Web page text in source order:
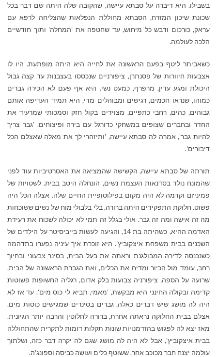
בשבילו. היא דיברה על סבתא עיישה, שהקובה שלה היתה שם דבר בכל
שכונת שיכון המזרח, הסבתא מחוללת הנפלאות שהצליחה לרפא עם
עראק, כורכום ודבש כל מיחוש, עד שחטפה את 'המחלה' ותוך חודשיים
הלכה לעולמה.
כשאביתר ליטף בפעם הראשונה את לחייה היא היתה מופתעת. היו לו
אצבעות חיוורות של פסנתרן, ציפורניים שנכססו בעצבנות עד קצה גבול
היכולת ומגע עדין, מרפרף, כמעט נשי. היא אף פעם לא הכירה גברים
כמוהו, שנראו חכמים, רגישים ומבוהלים מדי, היא תמיד העדיפה אותם
גבוהים, כהים, רחבי כתפיים, מצוידים בקול חזק וסמכותי שמרעיד את
החדר ובחברים שצופים במשחקי כדורגל עם בירה ופיצוחים. 'גבר צריך
להיות גבר', אמרה לה סבתא עיישה, 'ותיזהרי לך את מאלה שאצלם הכל
דיבורים'.
תורתה של סבתא עיישה, הקשישה שהמציאה את האסרטיביות עוד לפני
שהמונח נולד בסדנאות העצמת נשים, הונחלה היטב בבית. לשטויות של
פמיניזם וקדמה לא היה מקום בפילוסופיית החיים שלה. אצלה הכל היה
פשוט. חלוקת התפקידים היתה ברורה, בלי בלבולי מוח של נשים ששוכחות
מה זה אישה ומה זה גבר. אולי בגלל זה תמי לא יכולה לשכוח את רעידת
האדמה ההיא, כשהיתה בת 14, והגיעה לעשות בייביסיטר על הילדים של
השכנים בבית משפחת איצקוביץ'. היא זוכרת איך עיניה נפערו בתדהמה
כשנכנסה לדירה המבולגנת וראתה את בעל הבית, בסינר צבעוני ובחיוך
רחב, עומד מול הכיור ומדיח את הכלים, ואת הגברת הראשונה של הבית,
שרועה על הספה, ציפורניה צבועות בלק אדום, רגליה החשופות פשוטות
קדימה ובקולה החינני היא מבקשת, 'מאמי, תביא לי כוס מים'. עד אז לא
היה לה מושג שיש דברים כאלה, גברים בסינרים שמגישים כוסות מים.
אצלם בבית החלוקה נראתה אחרת, ברורה לחלוטין והרבה יותר הגיונית.
מאז יצא לה לפגוש בהזדמנויות שונות תקלות דומות לתקרית שהתחוללה
בבית איצקוביץ', אבל לא היה לה מושג שגם לה יקרה דבר כזה, ושלתוך
עולמה יצנח חבר מכוכב אחר, ששוטף כלים ועושה כביסה וספונג'ה.